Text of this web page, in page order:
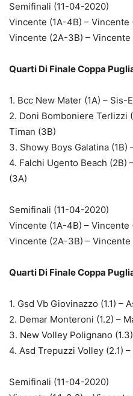
Semifinali (11-04-2020)
Vincente (1A-4B) – Vincente
Vincente (2A-3B) – Vincente
Quarti Di Finale Coppa
1. Bcc New Mater (1A) –
2. Doni Bomboniere Terlizzi
Timan (3B)
3. Showy Boys Galatina (1B)
4. Falchi Ugento Beach (2B)
(3A)
Semifinali (11-04-2020)
Vincente (1A-4B) – Vincente
Vincente (2A-3B) – Vincente
Quarti Di Finale Coppa
1. Gsd Vb Giovinazzo (1.1) –
2. Demar Monteroni (1.2) –
3. New Volley Polignano
4. Asd Trepuzzi Volley (2.1)
Semifinali (11-04-2020)